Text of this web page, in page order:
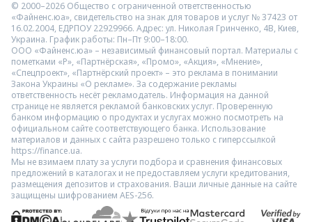
© 2000–2026 Общество с ограниченной ответственностью
«Файненс.юа», свидетельство на знак для товаров и услуг № 37423 от
16.02.2004, ЕДРПОУ 22929966. Адрес: ул. Николая Гринченко, 4В, Киев,
Украина. График работы: Пн–Пт 9:00–18:00.
ООО «Файненс.юа» – независимый финансовый портал. Материалы с
пометками «Р», «Партнёрская», «Промо», «Акция», «Мнение»,
«Спецпроект», «Партнёрский проект» – это реклама в понимании
Закона Украины «О рекламе». За содержание рекламы
ответственность несёт рекламодатель. Информация на данной
странице не является рекламой банковских услуг. Проверенную
банком информацию о продуктах и услугах можно посмотреть на
официальном сайте соответствующего банка. Использование
материалов и данных с сайта разрешено только с гиперссылкой
https://finance.ua.
Мы не взимаем плату за услуги подбора и сравнения финансовых
предложений в каталогах и не предоставляем услуги кредитования,
размещения депозитов и страхования. Ваши личные данные на сайте
защищены шифрованием AES-256.